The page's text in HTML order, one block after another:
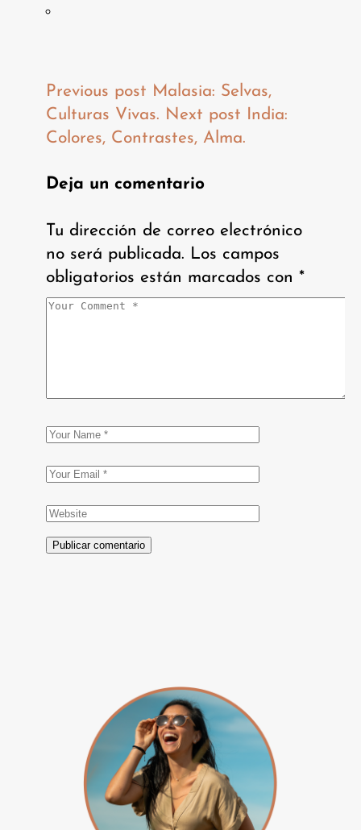
Previous post Malasia: Selvas,
Culturas Vivas. Next post India:
Colores, Contrastes, Alma.
Deja un comentario
Tu dirección de correo electrónico
no será publicada. Los campos
obligatorios están marcados con *
Publicar comentario